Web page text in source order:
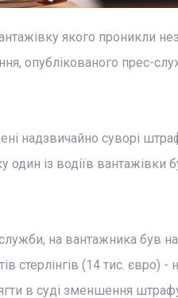
якого проникли
опублікованого прес-
надзвичайно суворі
один із водіїв
на вантажника був
стерлінгів (14 тис. євро) -
в суді зменшення штрафу